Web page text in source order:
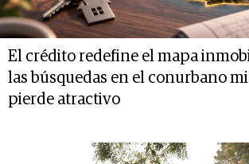
El crédito redefine el mapa
las búsquedas en el conurbano
pierde atractivo